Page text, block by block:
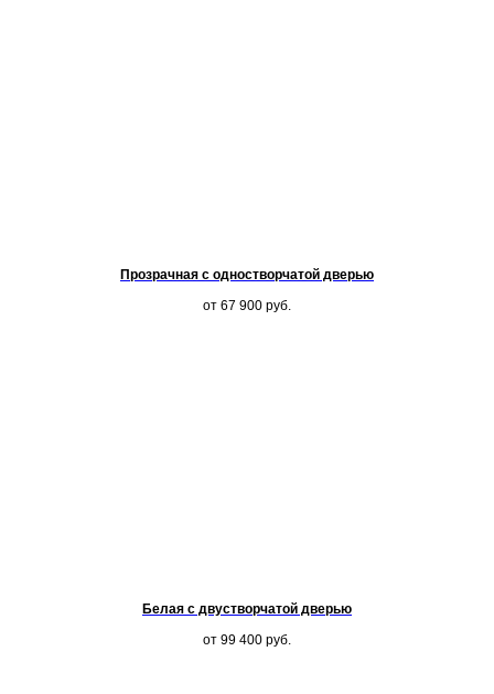
Прозрачная с одностворчатой дверью
от 67 900 руб.
Белая с двустворчатой дверью
от 99 400 руб.